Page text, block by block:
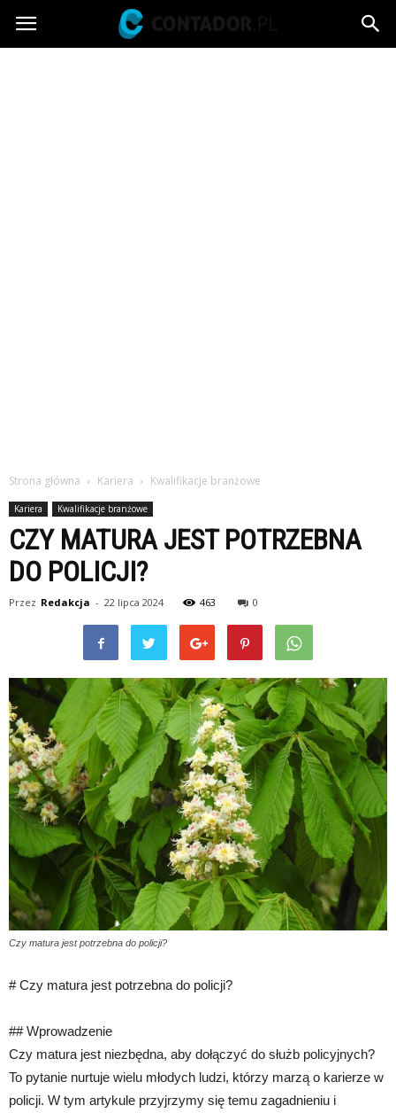
Contador.pl
Strona główna Kariera Kwalifikacje branżowe
Kariera Kwalifikacje branżowe
CZY MATURA JEST POTRZEBNA
DO POLICJI?
Przez Redakcja - 22 lipca 2024 463 0
Czy matura jest potrzebna do policji?
# Czy matura jest potrzebna do policji?
## Wprowadzenie
Czy matura jest niezbędna, aby dołączyć do służb policyjnych?
To pytanie nurtuje wielu młodych ludzi, którzy marzą o karierze w
policji. W tym artykule przyjrzymy się temu zagadnieniu i